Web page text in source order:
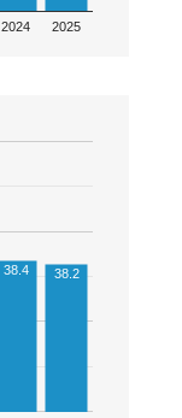
2024 2025
38.4 38.2